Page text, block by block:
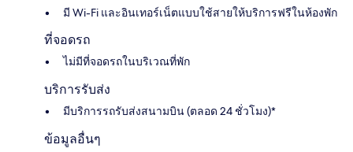
มี Wi-Fi และอินเทอร์เน็ตแบบใช้สายให้บริการฟรีในห้องพัก
ที่จอดรถ
ไม่มีที่จอดรถในบริเวณที่พัก
บริการรับส่ง
มีบริการรถรับส่งสนามบิน (ตลอด 24 ชั่วโมง)*
ข้อมูลอื่นๆ